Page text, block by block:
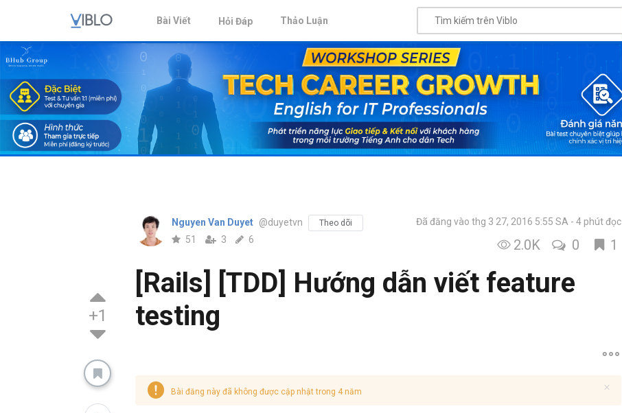
Bài Viết Hỏi Đáp Thảo Luận
+1
Nguyen Van Duyet @duyetvn Theo dõi
51 3 6
Đã đăng vào thg 3 27, 2016 5:55 SA 4 phút đọc
2.0K 0 1
[Rails] [TDD] Hướng dẫn viết feature
testing
Bài đăng này đã không được cập nhật trong 4 năm